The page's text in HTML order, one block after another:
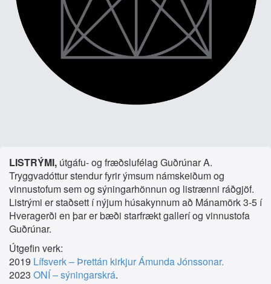
LISTRÝMI, útgáfu- og fræðslufélag Guðrúnar A.
Tryggvadóttur stendur fyrir ýmsum námskeiðum og
vinnustofum sem og sýningarhönnun og listrænni ráðgjöf.
Listrými er staðsett í nýjum húsakynnum að Mánamörk 3-5 í
Hveragerði en þar er bæði starfrækt gallerí og vinnustofa
Guðrúnar.
Útgefin verk:
2019 Lífsverk – Þrettán kirkjur Ámunda Jónssonar.
2023 ONÍ – sýningarskrá.